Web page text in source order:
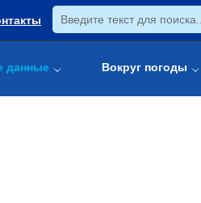
данные Вокруг погоды